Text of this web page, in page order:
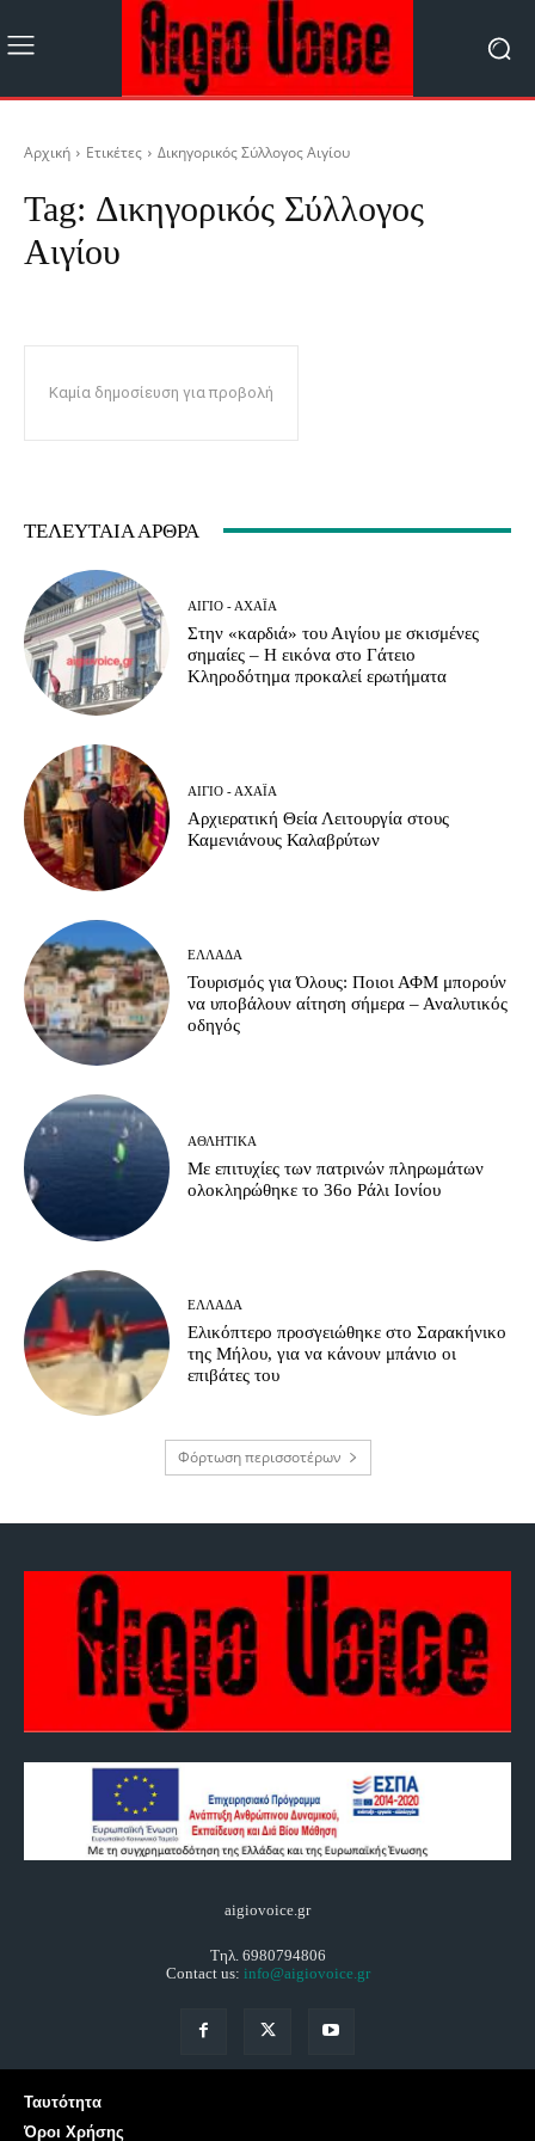
Αρχική Ετικέτες Δικηγορικός Σύλλογος Αιγίου
Tag: Δικηγορικός Σύλλογος
Αιγίου
Καμία δημοσίευση για προβολή
ΤΕΛΕΥΤΑΊΑ ΆΡΘΡΑ
ΑΊΓΙΟ - ΑΧΑΪ́Α
Στην «καρδιά» του Αιγίου με σκισμένες
σημαίες – Η εικόνα στο Γάτειο
Κληροδότημα προκαλεί ερωτήματα
ΑΊΓΙΟ - ΑΧΑΪ́Α
Αρχιερατική Θεία Λειτουργία στους
Καμενιάνους Καλαβρύτων
ΕΛΛΆΔΑ
Τουρισμός για Όλους: Ποιοι ΑΦΜ μπορούν
να υποβάλουν αίτηση σήμερα – Αναλυτικός
οδηγός
ΑΘΛΗΤΙΚΆ
Με επιτυχίες των πατρινών πληρωμάτων
ολοκληρώθηκε το 36ο Ράλι Ιονίου
ΕΛΛΆΔΑ
Ελικόπτερο προσγειώθηκε στο Σαρακήνικο
της Μήλου, για να κάνουν μπάνιο οι
επιβάτες του
Φόρτωση περισσοτέρων
aigiovoice.gr
Τηλ. 6980794806
Contact us: info@aigiovoice.gr
Ταυτότητα
Όροι Χρήσης